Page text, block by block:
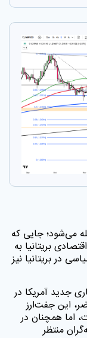
۱.۲۹۱۵ معامله می‌شود؛ جایی که
بریتانیا به
در بریتانیا نیز
جدید آمریکا در
این جفت‌ارز
اما همچنان در
منتظر